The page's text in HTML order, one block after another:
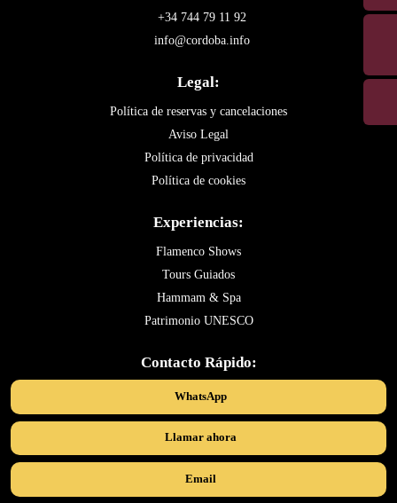
+34 744 79 11 92
info@cordoba.info
Legal:
Política de reservas y cancelaciones
Aviso Legal
Política de privacidad
Política de cookies
Experiencias:
Flamenco Shows
Tours Guiados
Hammam & Spa
Patrimonio UNESCO
Contacto Rápido:
WhatsApp
Llamar ahora
Email